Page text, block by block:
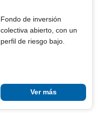
Fondo de inversión
colectiva abierto, con un
perfil de riesgo bajo.
Ver más